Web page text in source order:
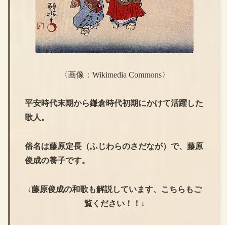
〈画像：Wikimedia Commons〉
平安時代末期から鎌倉時代初期にかけて活躍した
歌人。
俗名は藤原定長（ふじわらのさだなが）で、藤原
俊成の養子です。
↓藤原俊成の和歌も解説しています、こちらもご
覧ください！！↓